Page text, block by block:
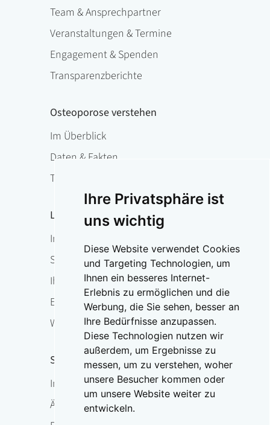
Ihre Privatsphäre ist
uns wichtig
Diese Website verwendet Cookies
und Targeting Technologien, um
Ihnen ein besseres Internet-
Erlebnis zu ermöglichen und die
Werbung, die Sie sehen, besser an
Ihre Bedürfnisse anzupassen.
Diese Technologien nutzen wir
außerdem, um Ergebnisse zu
messen, um zu verstehen, woher
unsere Besucher kommen oder
um unsere Website weiter zu
entwickeln.
Team & Ansprechpartner
Veranstaltungen & Termine
Engagement & Spenden
Transparenzberichte
Osteoporose verstehen
Im Überblick
Daten & Fakten
Therapie
Leben mit Osteoporose
Im Überblick
Sturzprophylaxe & Funktionstraining
Ihr Ansprechpartner vor Ort
Expertensuche
Weltosteoporosetag
Service
Im Überblick
Ärzte-Hotline